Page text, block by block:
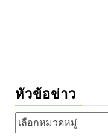
หัวข้อข่าว
หัวข้อ
ข่าว